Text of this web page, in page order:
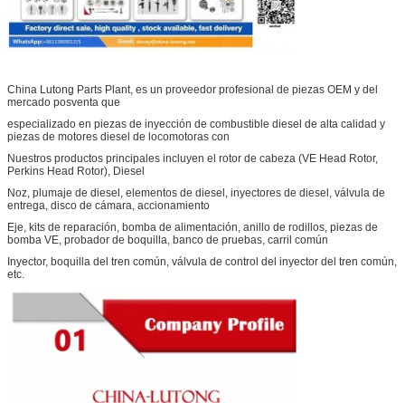
China Lutong Parts Plant, es un proveedor profesional de piezas OEM y del
mercado posventa que
especializado en piezas de inyección de combustible diesel de alta calidad y
piezas de motores diesel de locomotoras con
Nuestros productos principales incluyen el rotor de cabeza (VE Head Rotor,
Perkins Head Rotor), Diesel
Noz, plumaje de diesel, elementos de diesel, inyectores de diesel, válvula de
entrega, disco de cámara, accionamiento
Eje, kits de reparación, bomba de alimentación, anillo de rodillos, piezas de
bomba VE, probador de boquilla, banco de pruebas, carril común
Inyector, boquilla del tren común, válvula de control del inyector del tren común,
etc.